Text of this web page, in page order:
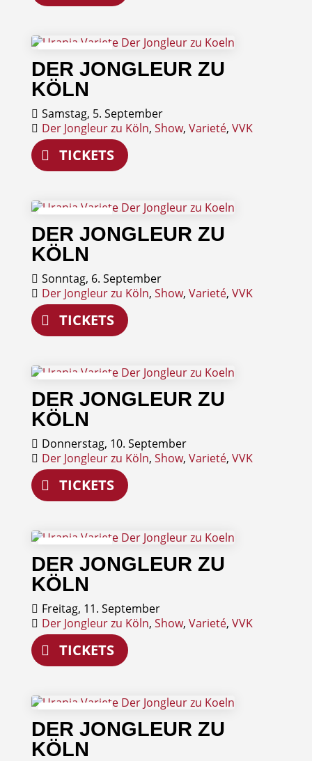
05
September
DER JONGLEUR ZU
KÖLN
Samstag, 5. September
Der Jongleur zu Köln, Show, Varieté, VVK
TICKETS
06
September
DER JONGLEUR ZU
KÖLN
Sonntag, 6. September
Der Jongleur zu Köln, Show, Varieté, VVK
TICKETS
10
September
DER JONGLEUR ZU
KÖLN
Donnerstag, 10. September
Der Jongleur zu Köln, Show, Varieté, VVK
TICKETS
11
September
DER JONGLEUR ZU
KÖLN
Freitag, 11. September
Der Jongleur zu Köln, Show, Varieté, VVK
TICKETS
12
September
DER JONGLEUR ZU
KÖLN